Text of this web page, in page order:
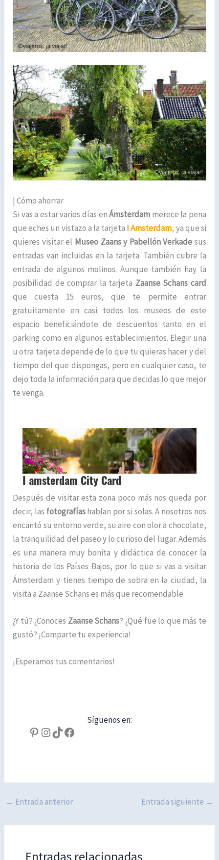
| Cómo ahorrar
Si vas a estar varios días enÁmsterdam merece la pena
que eches un vistazo a la tarjeta I Amsterdam, ya que si
quieres visitar el Museo Zaans y Pabellón Verkade sus
entradas van incluidas en la tarjeta. También cubre la
entrada de algunos molinos. Aunque también hay la
posibilidad de comprar la tarjeta Zaanse Schans card
que cuesta 15 euros, que te permite entrar
gratuitamente en casi todos los museos de este
espacio beneficiándote de descuentos tanto en el
parking como en algunos establecimientos. Elegir una
u otra tarjeta depende de lo que tu quieras hacer y del
tiempo del que dispongas, pero en cualquier caso, te
dejo toda la información para que decidas lo que mejor
te venga.
Después de visitar esta zona poco más nos queda por
decir, las fotografíashablan por si solas. A nosotros nos
encantó su entorno verde, su aire con olor a chocolate,
la tranquilidad del paseo y lo curioso del lugar. Además
es una manera muy bonita y didáctica de conocer la
historia de los Países Bajos, por lo que si vas a visitar
Ámsterdam y tienes tiempo de sobra en la ciudad, la
visita a Zaanse Schans es más que recomendable.
¿Y tú? ¿Conoces Zaanse Schans? ¿Qué fue lo que más te
gustó? ¡Comparte tu experiencia!
¡Esperamos tus comentarios!
Síguenos en:
Pinterest
Instagram
TikTokFacebook
← Entrada anterior Entrada siguiente →
Entradas relacionadas